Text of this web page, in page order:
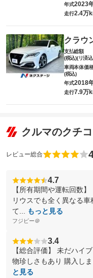
年式2023
走行2.4万
クラウ
支払総額
(税込)(リ済
車両本体価
(税込)
年式2018
走行7.9万
クルマのクチコ
レビュー総合
4.7
【所有期間や運転回数
リウスでも全く異なる
て...
もっと見る
フジピー＠
3.4
【総合評価】 未だハイ
物珍しさもあり 購入し
と見る